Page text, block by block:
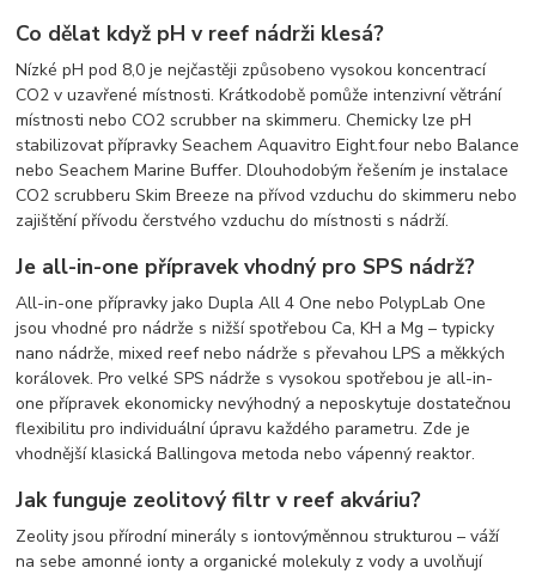
Co dělat když pH v reef nádrži klesá?
Nízké pH pod 8,0 je nejčastěji způsobeno vysokou koncentrací
CO2 v uzavřené místnosti. Krátkodobě pomůže intenzivní větrání
místnosti nebo CO2 scrubber na skimmeru. Chemicky lze pH
stabilizovat přípravky Seachem Aquavitro Eight.four nebo Balance
nebo Seachem Marine Buffer. Dlouhodobým řešením je instalace
CO2 scrubberu Skim Breeze na přívod vzduchu do skimmeru nebo
zajištění přívodu čerstvého vzduchu do místnosti s nádrží.
Je all-in-one přípravek vhodný pro SPS nádrž?
All-in-one přípravky jako Dupla All 4 One nebo PolypLab One
jsou vhodné pro nádrže s nižší spotřebou Ca, KH a Mg – typicky
nano nádrže, mixed reef nebo nádrže s převahou LPS a měkkých
korálovek. Pro velké SPS nádrže s vysokou spotřebou je all-in-
one přípravek ekonomicky nevýhodný a neposkytuje dostatečnou
flexibilitu pro individuální úpravu každého parametru. Zde je
vhodnější klasická Ballingova metoda nebo vápenný reaktor.
Jak funguje zeolitový filtr v reef akváriu?
Zeolity jsou přírodní minerály s iontovýměnnou strukturou – váží
na sebe amonné ionty a organické molekuly z vody a uvolňují